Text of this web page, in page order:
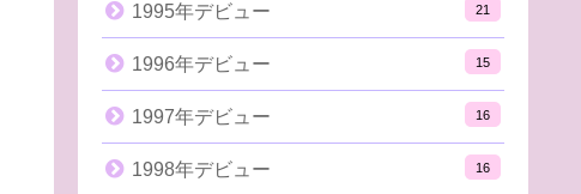
1995年デビュー 21
1996年デビュー 15
1997年デビュー 16
1998年デビュー 16